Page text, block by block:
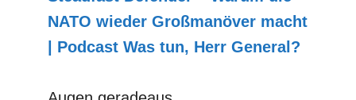
NATO wieder Großmanöver macht
| Podcast Was tun, Herr General?